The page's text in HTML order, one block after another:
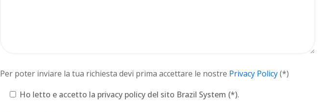
Per poter inviare la tua richiesta devi prima accettare le nostre Privacy Policy(*)
Ho letto e accetto la privacy policy del sito Brazil System (*).